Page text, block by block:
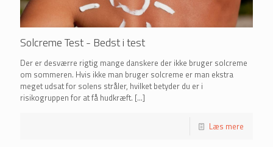
Solcreme Test - Bedst i test
Der er desværre rigtig mange danskere der ikke bruger solcreme
om sommeren. Hvis ikke man bruger solcreme er man ekstra
meget udsat for solens stråler, hvilket betyder du er i
risikogruppen for at få hudkræft. […]
Læs mere